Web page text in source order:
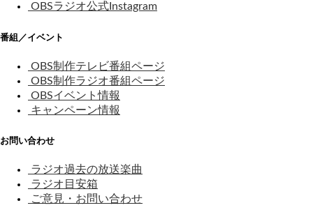
OBSラジオ公式Instagram
番組／イベント
OBS制作テレビ番組ページ
OBS制作ラジオ番組ページ
OBSイベント情報
キャンペーン情報
お問い合わせ
ラジオ過去の放送楽曲
ラジオ目安箱
ご意見・お問い合わせ